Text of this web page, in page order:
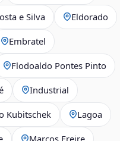
e Silva Eldorado
Embratel
Flodoaldo Pontes Pinto
Industrial
Kubitschek Lagoa
Marcos Freire